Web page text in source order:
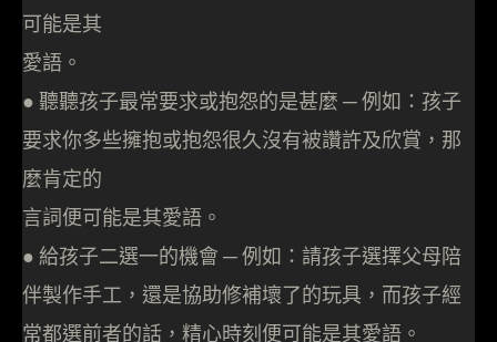
可能是其
愛語。
● 聽聽孩子最常要求或抱怨的是甚麼 ─ 例如：孩子
要求你多些擁抱或抱怨很久沒有被讚許及欣賞，那
麼肯定的
言詞便可能是其愛語。
● 給孩子二選一的機會 ─ 例如：請孩子選擇父母陪
伴製作手工，還是協助修補壞了的玩具，而孩子經
常都選前者的話，精心時刻便可能是其愛語。